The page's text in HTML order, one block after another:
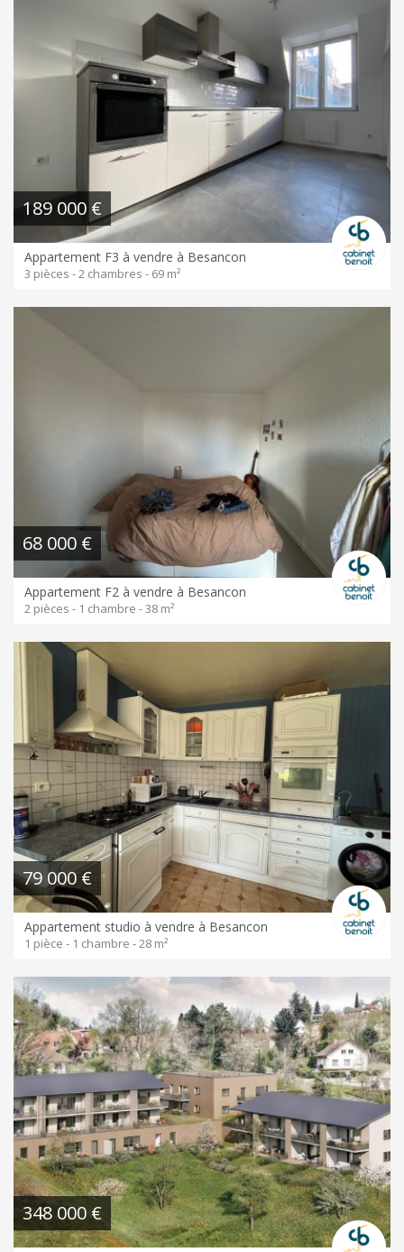
189 000 €
Appartement F3 à vendre à Besancon
3 pièces - 2 chambres - 69 m²
68 000 €
Appartement F2 à vendre à Besancon
2 pièces - 1 chambre - 38 m²
79 000 €
Appartement studio à vendre à Besancon
1 pièce - 1 chambre - 28 m²
348 000 €